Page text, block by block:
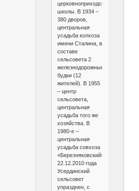
церковноприходская
школы. В 1934 –
380 дворов,
центральная
усадьба колхоза
имени Сталина, в
составе
сельсовета 2
железнодорожные
будки (12
жителей). В 1955
– центр
сельсовета,
центральная
усадьба того же
хозяйства. В
1980-е –
центральная
усадьба совхоза
«Березняковский».
22.12.2010 года
Усердинский
сельсовет
упразднен, с